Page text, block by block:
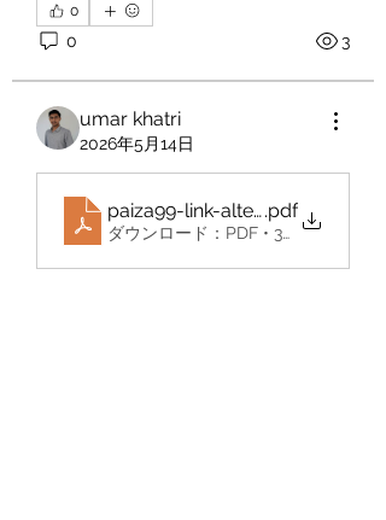
0
0 3
umar khatri
2026年5月14日
paiza99-link-alternatif
.pdf
ダウンロード：PDF • 302KB
グループについて
Welcome to the group! You can